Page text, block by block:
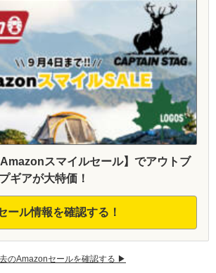
スマイルセール】でアウトブ
ギアが大特価！
ール情報を確認する！
のAmazonセールを確認する ▶︎